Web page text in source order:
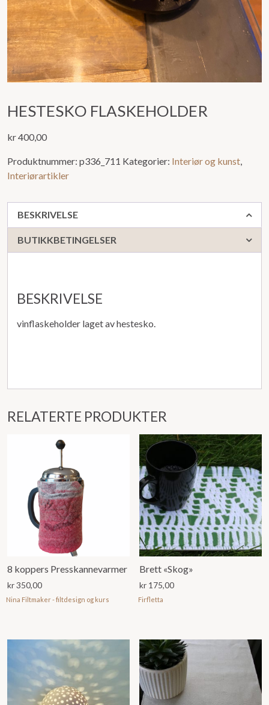
HESTESKO FLASKEHOLDER
kr400,00
Produktnummer: p336_711 Kategorier: Interiør og kunst,
Interiørartikler
BESKRIVELSE
BUTIKKBETINGELSER
BESKRIVELSE
vinflaskeholder laget av hestesko.
RELATERTE PRODUKTER
8 koppers Presskannevarmer
kr350,00
Nina Filtmaker - filtdesign og kurs
Brett «Skog»
kr 175,00
Firfletta